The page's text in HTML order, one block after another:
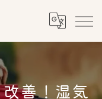
善！湿気